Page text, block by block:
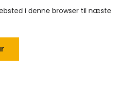
i denne browser til næste